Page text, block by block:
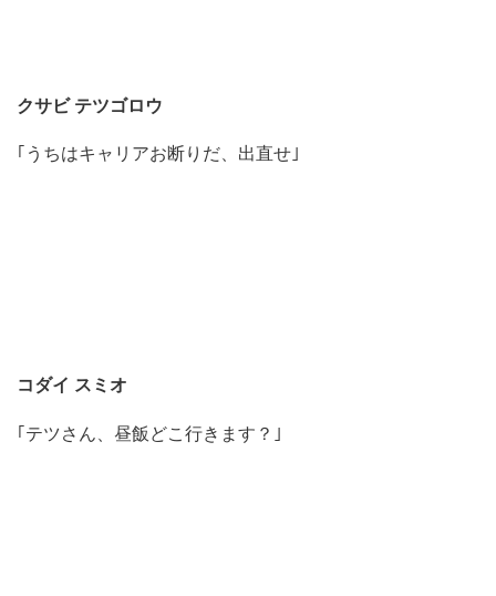
クサビ テツゴロウ
｢うちはキャリアお断りだ、出直せ｣
コダイ スミオ
｢テツさん、昼飯どこ行きます？｣